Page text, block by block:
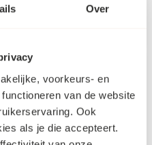
Over
voorkeurs- en
van de website
Ook
als je die accepteert.
(excl. BTW, per stuk)